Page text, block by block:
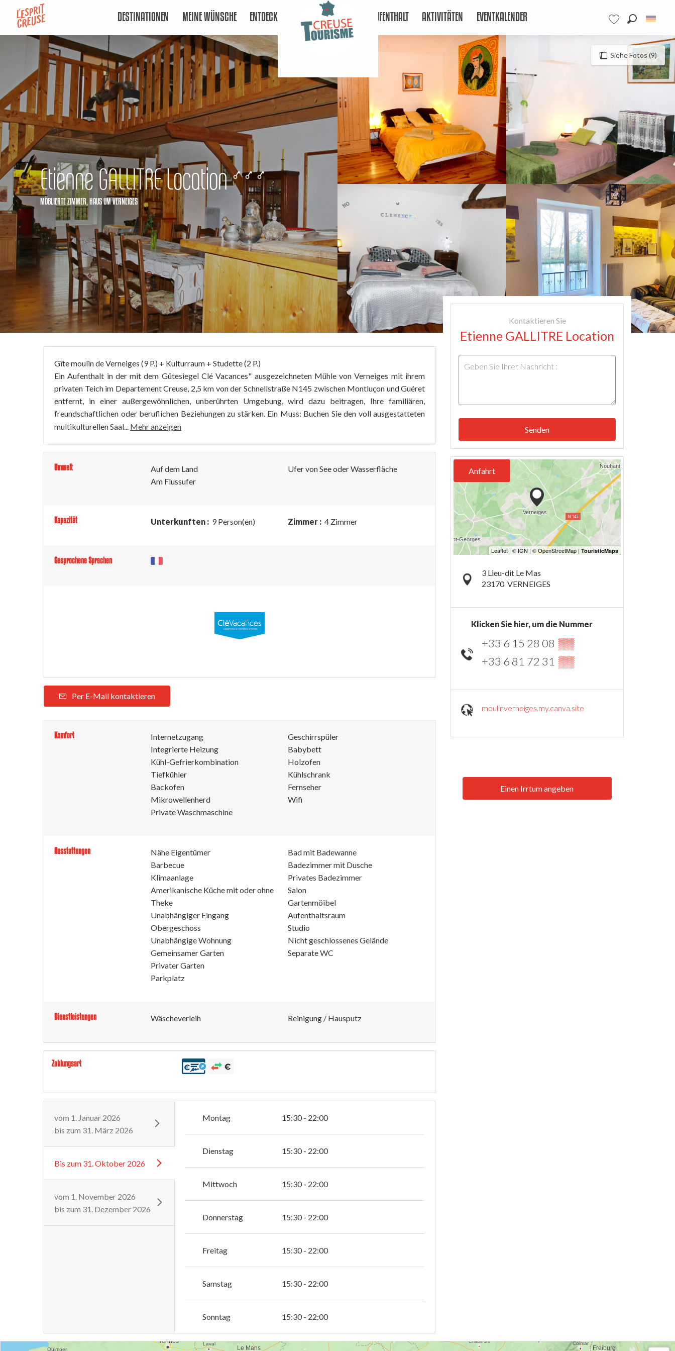
contenu
Voir les favoris
DESTINATIONEN MEINE WÜNSCHE ENTDECKEN AUFENTHALT AKTIVITÄTEN EVENTKALENDER
Siehe Fotos (9)
Etienne GALLITRE Location
MÖBLIERTE ZIMMER,HAUSUM VERNEIGES
Gîte moulin de Verneiges (9 P.) + Kulturraum + Studette (2 P.)
Ein Aufenthalt in der mit dem Gütesiegel Clé Vacances" ausgezeichneten Mühle von Verneiges mit ihrem
privaten Teich im Departement Creuse, 2,5 km von der Schnellstraße N145 zwischen Montluçon und Guéret
entfernt, in einer außergewöhnlichen, unberührten Umgebung, wird dazu beitragen, Ihre familiären,
freundschaftlichen oder beruflichen Beziehungen zu stärken. Ein Muss: Buchen Sie den voll ausgestatteten
multikulturellen Saal... Mehr anzeigen
Umwelt Auf dem Land
Ufer von See oder Wasserfläche
Am Flussufer
Kapazität Unterkunften : 9 Person(en) Zimmer : 4 Zimmer
Gesprochene Sprachen
Per E-Mail kontaktieren
Komfort
Internetzugang
Integrierte Heizung
Kühl-Gefrierkombination
Tiefkühler
Backofen
Mikrowellenherd
Private Waschmaschine
Geschirrspüler
Babybett
Holzofen
Kühlschrank
Fernseher
Wifi
Ausstattungen
Nähe Eigentümer
Barbecue
Klimaanlage
Amerikanische Küche mit oder ohne
Theke
Unabhängiger Eingang
Obergeschoss
Unabhängige Wohnung
Gemeinsamer Garten
Privater Garten
Parkplatz
Bad mit Badewanne
Badezimmer mit Dusche
Privates Badezimmer
Salon
Gartenmöibel
Aufenthaltsraum
Studio
Nicht geschlossenes Gelände
Separate WC
Dienstleistungen Wäscheverleih Reinigung / Hausputz
Zahlungsart
vom 1. Januar 2026
bis zum 31. März 2026
Bis zum 31. Oktober 2026
vom 1. November 2026
bis zum 31. Dezember 2026
Montag 15:30 - 22:00
Dienstag 15:30 - 22:00
Mittwoch 15:30 - 22:00
Donnerstag 15:30 - 22:00
Freitag 15:30 - 22:00
Samstag 15:30 - 22:00
Sonntag 15:30 - 22:00
Kontaktieren Sie
Etienne GALLITRE Location
Senden
Anfahrt
3 Lieu-dit Le Mas
23170 VERNEIGES
Klicken Sie hier, um die Nummer
+33 6 15 28 08 ▒▒
+33 6 81 72 31 ▒▒
moulinverneiges.my.canva.site
Einen Irrtum angeben